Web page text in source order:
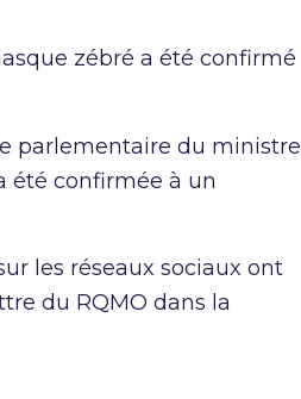
zébré a été confirmé
parlementaire du ministre
été confirmée à un
les réseaux sociaux ont
du RQMO dans la